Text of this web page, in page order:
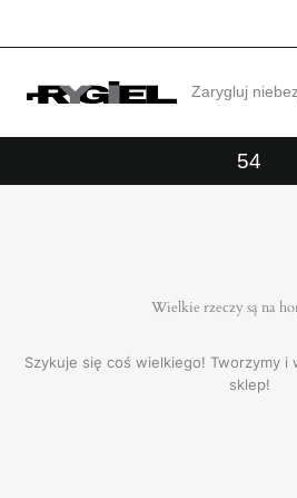
Zarygluj
54
Wielkie rzeczy są na
Szykuje się coś wielkiego! Tworzymy i
sklep!